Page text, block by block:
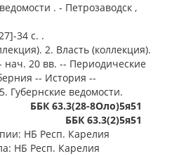
. - Петрозаводск ,
34 c. .
2. Власть (коллекция).
нач. 20 вв. -- Периодические
-- История --
Губернские ведомости.
ББК 63.3(28-8Оло)5я51
ББК 63.3(2)5я51
НБ Респ. Карелия
НБ Респ. Карелия